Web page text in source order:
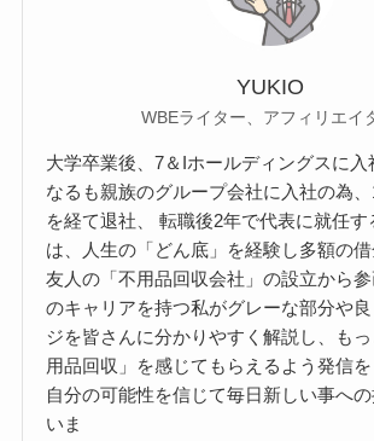
YUKIO
WBEライター、アフィリエイ
大学卒業後、7＆Iホールディングスに入
なるも親族のグループ会社に入社の為
を経て退社、 転職後2年で代表に就任す
は、人生の「どん底」を経験し多額の借
友人の「不用品回収会社」の設立から
のキャリアを持つ私がグレーな部分や
ジを皆さんに分かりやすく解説し、も
用品回収」を感じてもらえるよう発信を
自分の可能性を信じて毎日新しい事へ
いま